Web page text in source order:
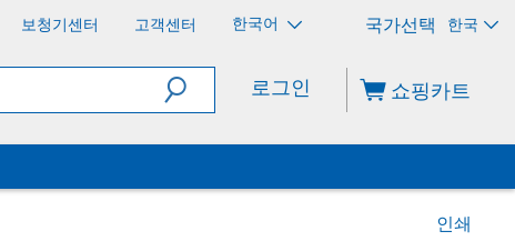
보청기센터 고객센터 한국어 한국
로그인 쇼핑카트
인쇄